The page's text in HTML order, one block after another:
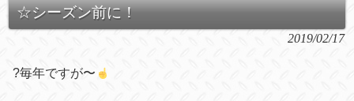
☆シーズン前に！
2019/02/17
?毎年ですが〜